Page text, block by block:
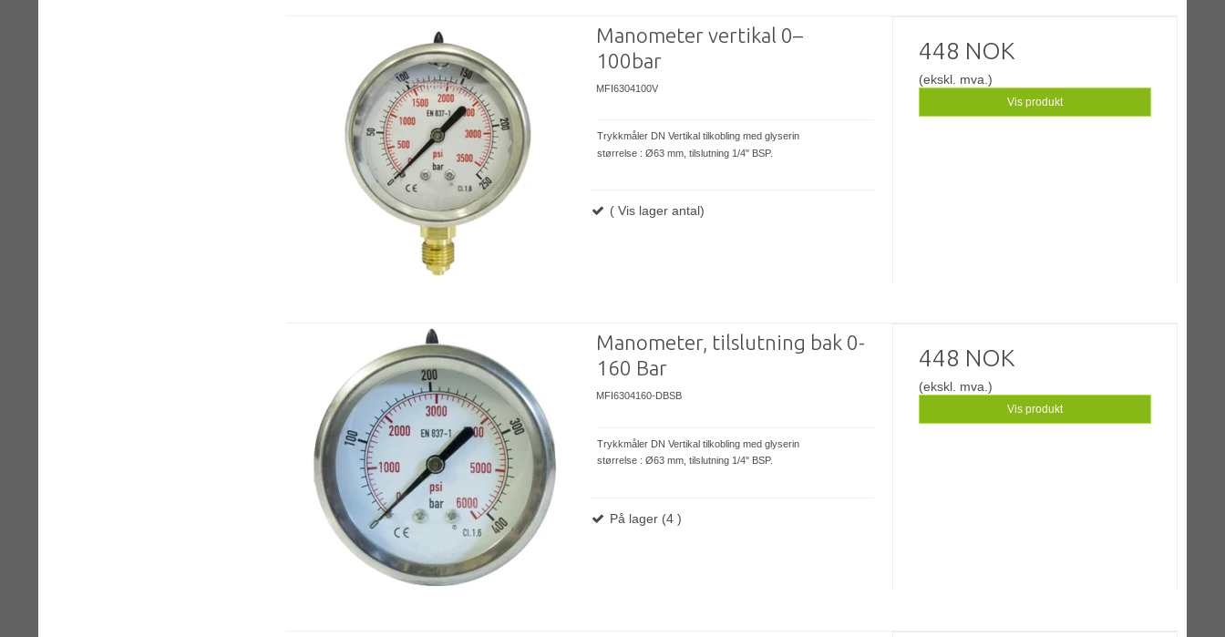
Manometer vertikal 0–
100bar
MFI6304100V
Trykkmåler DN Vertikal tilkobling med glyserin
størrelse : Ø63 mm, tilslutning 1/4" BSP.
( Vis lager antal)
448 NOK
(ekskl. mva.)
Vis produkt
Manometer, tilslutning bak 0-
160 Bar
MFI6304160-DBSB
Trykkmåler DN Vertikal tilkobling med glyserin
størrelse : Ø63 mm, tilslutning 1/4" BSP.
På lager (4 )
448 NOK
(ekskl. mva.)
Vis produkt